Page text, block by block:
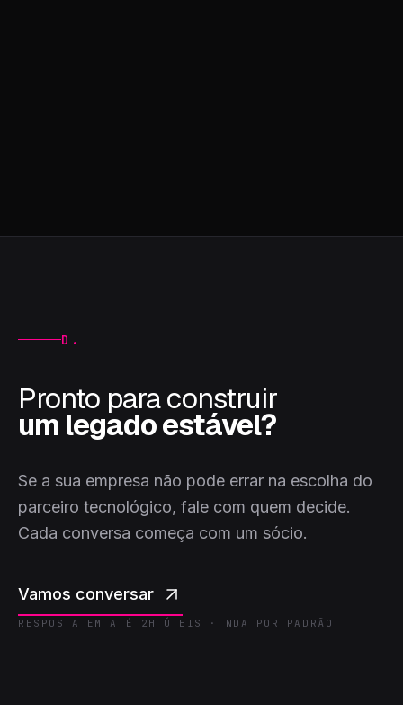
D.
Pronto para construir
um legado estável?
Se a sua empresa não pode errar na escolha do
parceiro tecnológico, fale com quem decide.
Cada conversa começa com um sócio.
Vamos conversar
RESPOSTA EM ATÉ 2H ÚTEIS · NDA POR PADRÃO